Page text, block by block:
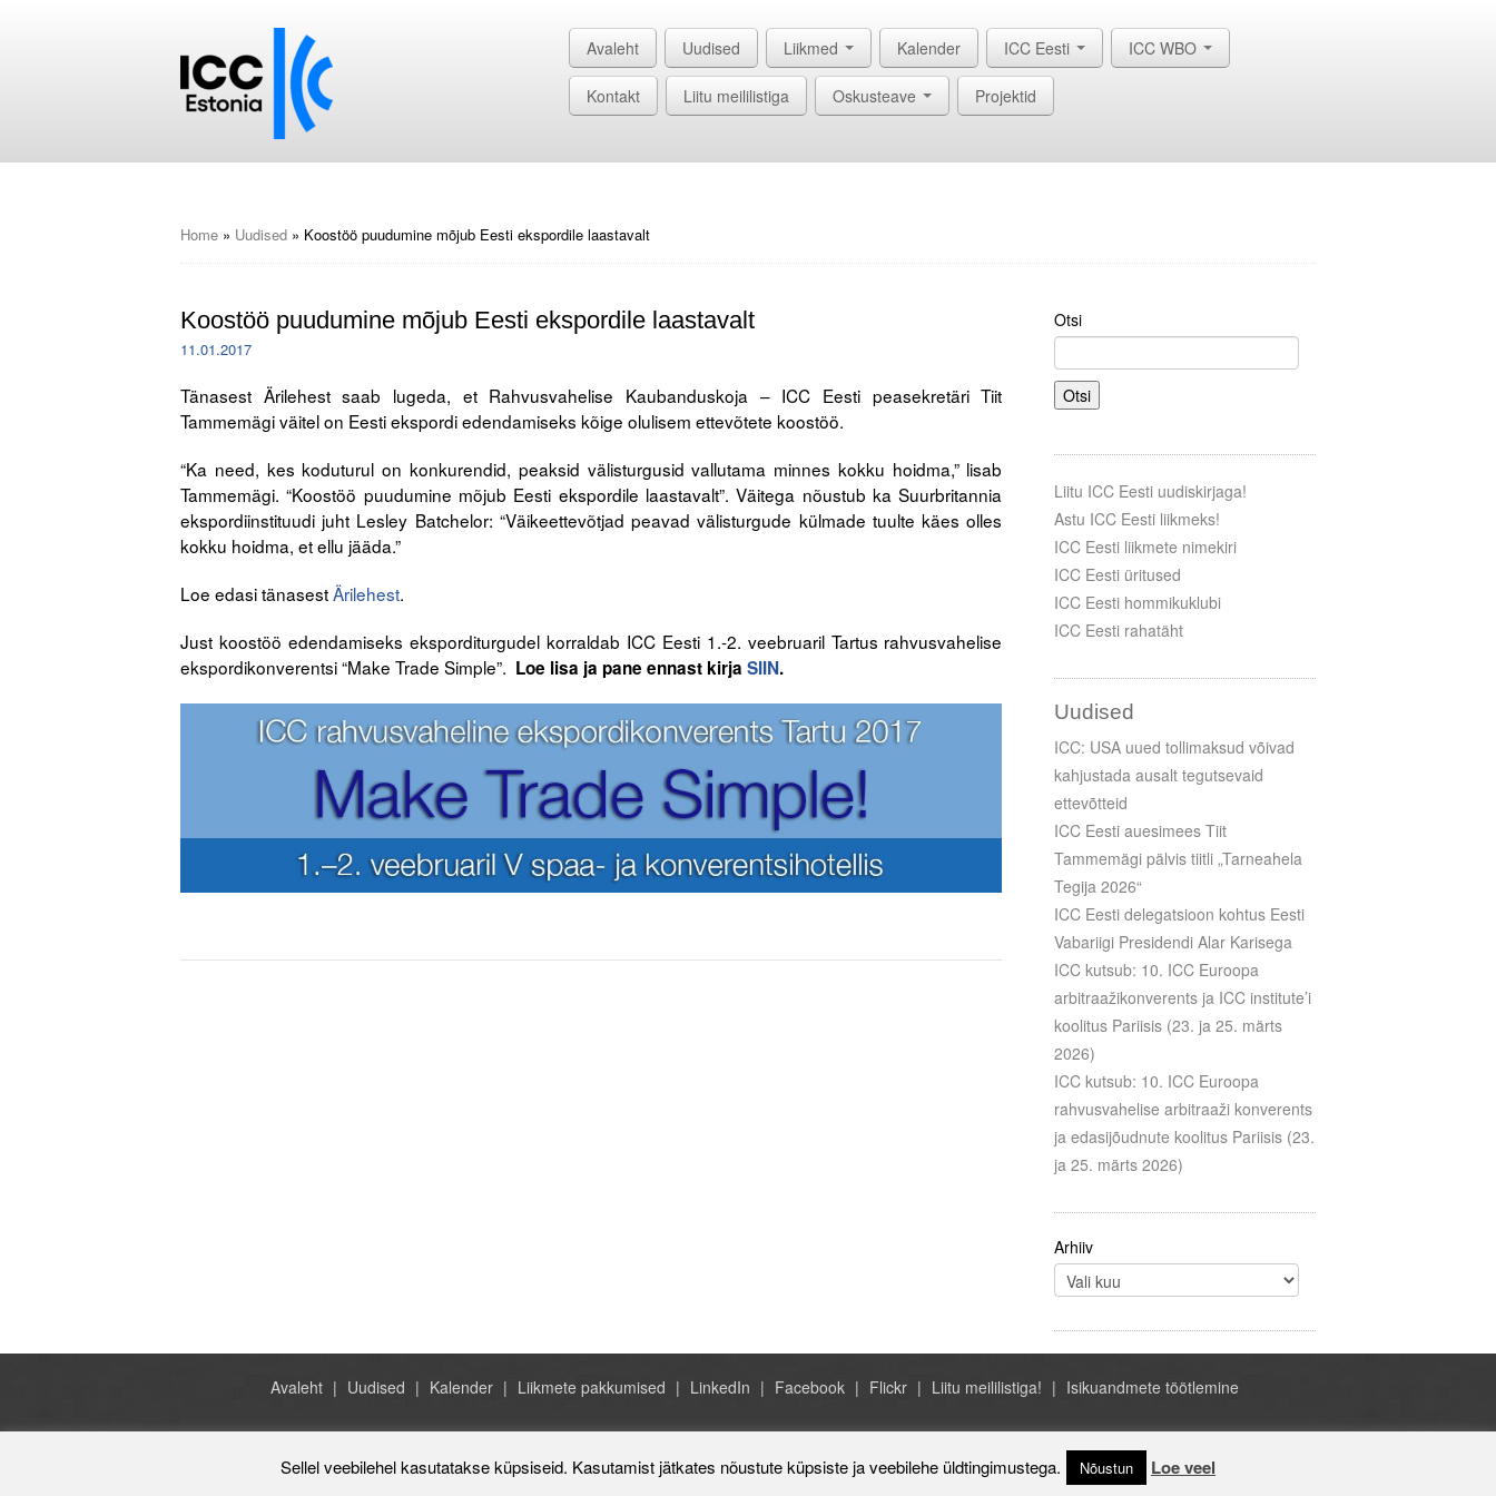
Avaleht Uudised Liikmed Kalender ICC Eesti ICC WBO
Kontakt Liitu meililistiga Oskusteave Projektid
Home » Uudised » Koostöö puudumine mõjub Eesti ekspordile laastavalt
Koostöö puudumine mõjub Eesti ekspordile laastavalt
11.01.2017
Tänasest Ärilehest saab lugeda, et Rahvusvahelise Kaubanduskoja – ICC Eesti peasekretäri Tiit
Tammemägi väitel on Eesti ekspordi edendamiseks kõige olulisem ettevõtete koostöö.
“Ka need, kes koduturul on konkurendid, peaksid välisturgusid vallutama minnes kokku hoidma,” lisab
Tammemägi. “Koostöö puudumine mõjub Eesti ekspordile laastavalt”. Väitega nõustub ka Suurbritannia
ekspordiinstituudi juht Lesley Batchelor: “Väikeettevõtjad peavad välisturgude külmade tuulte käes olles
kokku hoidma, et ellu jääda.”
Loe edasi tänasestÄrilehest.
Just koostöö edendamiseks eksporditurgudel korraldab ICC Eesti 1.-2. veebruaril Tartus rahvusvahelise
ekspordikonverentsi “Make Trade Simple”. Loe lisa ja pane ennast kirja SIIN.
Otsi
Otsi
Liitu ICC Eesti uudiskirjaga!
Astu ICC Eesti liikmeks!
ICC Eesti liikmete nimekiri
ICC Eesti üritused
ICC Eesti hommikuklubi
ICC Eesti rahatäht
Uudised
ICC: USA uued tollimaksud võivad
kahjustada ausalt tegutsevaid
ettevõtteid
ICC Eesti auesimees Tiit
Tammemägi pälvis tiitli „Tarneahela
Tegija 2026“
ICC Eesti delegatsioon kohtus Eesti
Vabariigi Presidendi Alar Karisega
ICC kutsub: 10. ICC Euroopa
arbitraažikonverents ja ICC institute’i
koolitus Pariisis (23. ja 25. märts
2026)
ICC kutsub: 10. ICC Euroopa
rahvusvahelise arbitraaži konverents
ja edasijõudnute koolitus Pariisis (23.
ja 25. märts 2026)
Arhiiv
Avaleht Uudised Kalender Liikmete pakkumised LinkedIn Facebook Flickr Liitu meililistiga! Isikuandmete töötlemine
Estonia, +372 684 1070, icc@icc-estonia.ee
Sellel veebilehel kasutatakse küpsiseid. Kasutamist jätkates nõustute küpsiste ja veebilehe üldtingimustega. Nõustun Loe veel